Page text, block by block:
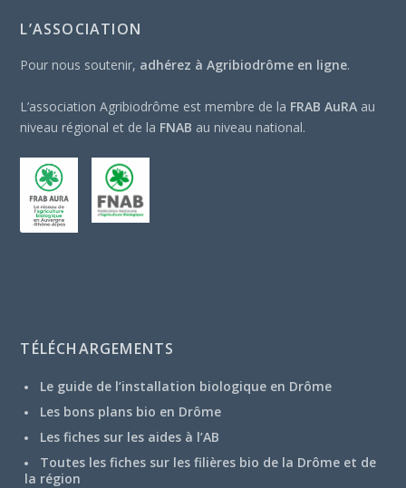
L’ASSOCIATION
Pour nous soutenir, adhérez à Agribiodrôme en ligne.
L’association Agribiodrôme est membre de la FRAB AuRA au
niveau régional et de la FNAB au niveau national.
TÉLÉCHARGEMENTS
Le guide de l’installation biologique en Drôme
Les bons plans bio en Drôme
Les fiches sur les aides à l’AB
Toutes les fiches sur les filières bio de la Drôme et de
la région